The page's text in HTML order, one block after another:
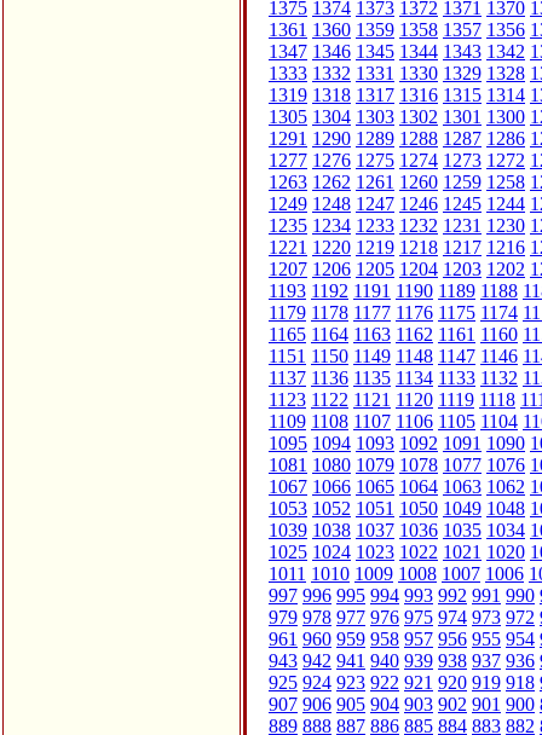
1375 1374 1373 1372 1371 1370
1361 1360 1359 1358 1357 1356
1347 1346 1345 1344 1343 1342
1333 1332 1331 1330 1329 1328
1319 1318 1317 1316 1315 1314
1305 1304 1303 1302 1301 1300
1291 1290 1289 1288 1287 1286
1277 1276 1275 1274 1273 1272
1263 1262 1261 1260 1259 1258
1249 1248 1247 1246 1245 1244
1235 1234 1233 1232 1231 1230
1221 1220 1219 1218 1217 1216
1207 1206 1205 1204 1203 1202
1193 1192 1191 1190 1189 1188
1179 1178 1177 1176 1175 1174
1165 1164 1163 1162 1161 1160
1151 1150 1149 1148 1147 1146
1137 1136 1135 1134 1133 1132
1123 1122 1121 1120 1119 1118
1109 1108 1107 1106 1105 1104
1095 1094 1093 1092 1091 1090
1081 1080 1079 1078 1077 1076
1067 1066 1065 1064 1063 1062
1053 1052 1051 1050 1049 1048
1039 1038 1037 1036 1035 1034
1025 1024 1023 1022 1021 1020
1011 1010 1009 1008 1007 1006
997 996 995 994 993 992 991 990
979 978 977 976 975 974 973 972
961 960 959 958 957 956 955 954
943 942 941 940 939 938 937 936
925 924 923 922 921 920 919 918
907 906 905 904 903 902 901 900
889 888 887 886 885 884 883 882